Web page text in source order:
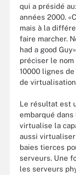
qui a présidé
années 2000.
mais à la
faire marcher.
had a good
préciser le
10000 lignes
de virtualisation
Le résultat est
embarqué
virtualise la
aussi
baies tierces
serveurs. Une
les serveurs